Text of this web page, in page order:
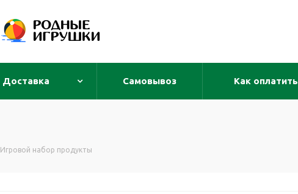
Доставка Самовывоз Как оплатить
Игровой набор продукты